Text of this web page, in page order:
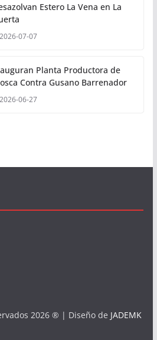
Estero La Vena en La
2026-07-07
Planta Productora de
Contra Gusano Barrenador
2026-06-27
2026 ® | Diseño de JADEMK